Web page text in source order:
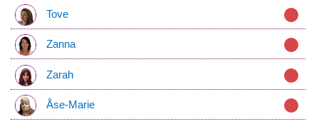
Tove
Zanna
Zarah
Åse-Marie